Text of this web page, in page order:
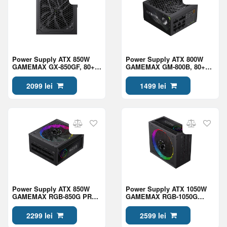
Power Supply ATX 850W
GAMEMAX GX-850GF, 80+
Gold, 120mm, Active PFC,
LLC+DC/DC, Temperature
control fan, ATX 3.1, PCIe
5.1, Full Modular, Black
2099 lei
Power Supply ATX 800W
GAMEMAX GM-800B, 80+
Bronze, 140mm, Active
PFC, DC/DC, Temperature
control fan, ATX 3.1, PCIe
5.1, Full Modular, Black
1499 lei
Power Supply ATX 850W
GAMEMAX RGB-850G PRO,
80+ Gold, 140mm ARGB,
Active PFC, ATX 3.1,
PCIe5.1, Full Modular, Black
2299 lei
Power Supply ATX 1050W
GAMEMAX RGB-1050G
PRO, 80+ Gold, 140mm
ARGB, Active PFC, ATX 3.1,
PCIe5.1, Full Modular, Black
2599 lei